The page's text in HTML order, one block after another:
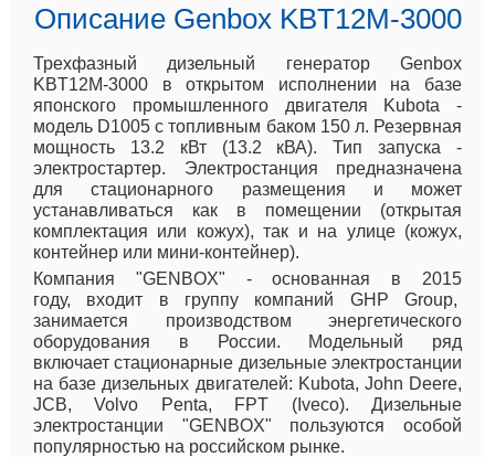
Описание Genbox KBT12M-3000
Трехфазный дизельный генератор Genbox
KBT12M-3000 в открытом исполнении на базе
японского промышленного двигателя Kubota -
модель D1005 с топливным баком 150 л. Резервная
мощность 13.2 кВт (13.2 кВА). Тип запуска -
электростартер. Электростанция предназначена
для стационарного размещения и может
устанавливаться как в помещении (открытая
комплектация или кожух), так и на улице (кожух,
контейнер или мини-контейнер).
Компания "GENBOX" - основанная в 2015
году, входит в группу компаний GHP Group,
занимается производством энергетического
оборудования в России. Модельный ряд
включает стационарные дизельные электростанции
на базе дизельных двигателей: Kubota, John Deere,
JCB, Volvo Penta, FPT (Iveco). Дизельные
электростанции "GENBOX" пользуются особой
популярностью на российском рынке.